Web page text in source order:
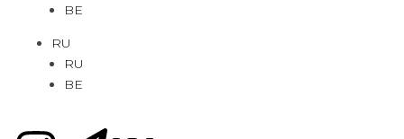
BE
RU
RU
BE